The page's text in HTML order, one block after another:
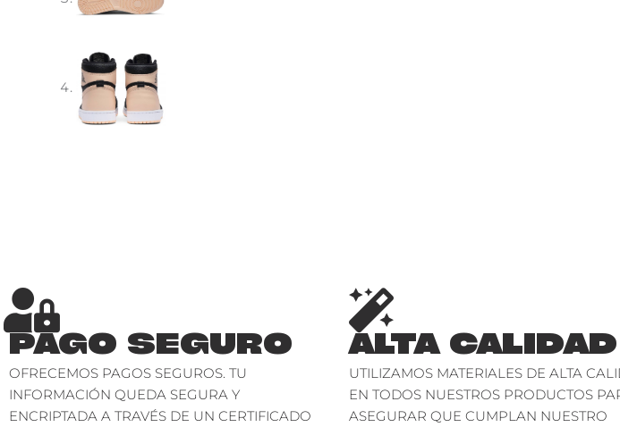
PAGO SEGURO
OFRECEMOS PAGOS SEGUROS. TU
INFORMACIÓN QUEDA SEGURA Y
ENCRIPTADA A TRAVÉS DE UN CERTIFICADO
ALTA CALIDAD
UTILIZAMOS MATERIALES DE ALTA
EN TODOS NUESTROS PRODUCTOS
ASEGURAR QUE CUMPLAN NUESTRO